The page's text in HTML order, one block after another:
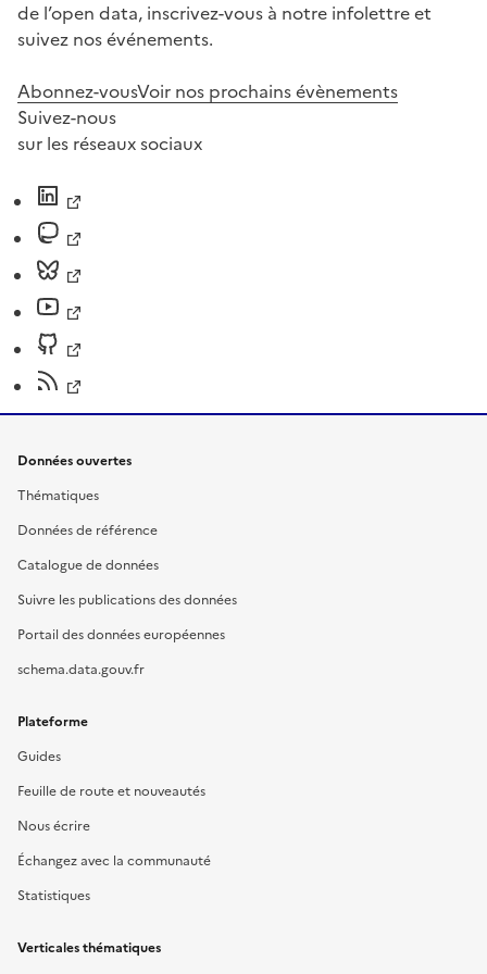
de l’open data, inscrivez-vous à notre infolettre et
suivez nos événements.
Abonnez-vousVoir nos prochains évènements
Suivez-nous
sur les réseaux sociaux
Données ouvertes
Thématiques
Données de référence
Catalogue de données
Suivre les publications des données
Portail des données européennes
schema.data.gouv.fr
Plateforme
Guides
Feuille de route et nouveautés
Nous écrire
Échangez avec la communauté
Statistiques
Verticales thématiques